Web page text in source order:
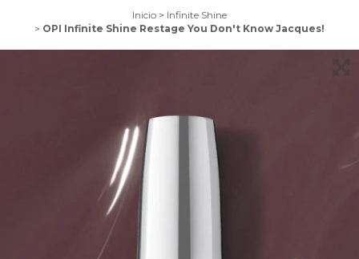
Inicio > Infinite Shine
> OPI Infinite Shine Restage You Don't Know Jacques!